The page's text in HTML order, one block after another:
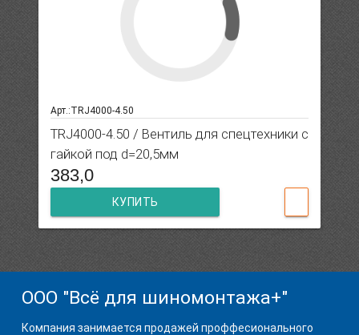
Арт.:TRJ4000-4.50
TRJ4000-4.50 / Вентиль для спецтехники с
гайкой под d=20,5мм
383,0
КУПИТЬ
ООО "Всё для шиномонтажа+"
Компания занимается продажей проффесионального